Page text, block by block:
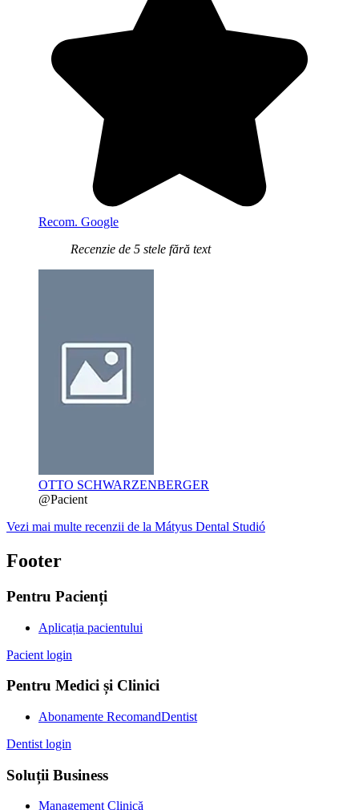
Recom. Google
Recenzie de 5 stele fără text
OTTO SCHWARZENBERGER
@Pacient
Vezi mai multe recenzii de la Mátyus Dental Studió
Footer
Pentru Pacienți
Aplicația pacientului
Pacient login
Pentru Medici și Clinici
Abonamente RecomandDentist
Dentist login
Soluții Business
Management Clinică